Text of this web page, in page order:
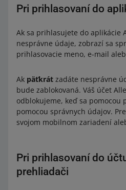
Pri prihlasovaní do
Ak sa prihlasujete do aplikácie
nesprávne údaje, zobrazí sa
prihlasovacie meno, e-mail
Ak päťkrát zadáte nesprávne
bude zablokovaná. Váš účet
odblokujeme, keď sa pomocou
pomocou správnych údajov.
svojom mobilnom zariadení
Pri prihlasovaní do
prehliadači